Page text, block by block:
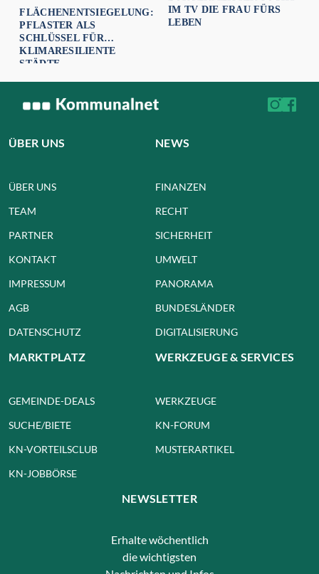
FLÄCHENENTSIEGELUNG:
PFLASTER ALS
SCHLÜSSEL FÜR
KLIMARESILIENTE
STÄDTE
IM TV DIE FRAU FÜRS
LEBEN
ÜBER UNS
ÜBER UNS
TEAM
PARTNER
KONTAKT
IMPRESSUM
AGB
DATENSCHUTZ
NEWS
FINANZEN
RECHT
SICHERHEIT
UMWELT
PANORAMA
BUNDESLÄNDER
DIGITALISIERUNG
MARKTPLATZ
GEMEINDE-DEALS
SUCHE/BIETE
KN-VORTEILSCLUB
KN-JOBBÖRSE
WERKZEUGE & SERVICES
WERKZEUGE
KN-FORUM
MUSTERARTIKEL
NEWSLETTER
Erhalte wöchentlich
die wichtigsten